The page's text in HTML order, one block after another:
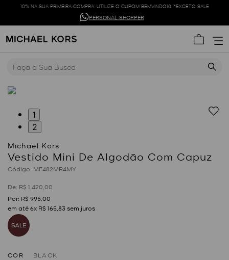
10% NA SUA PRIMEIRA COMPRA. UTILIZE O CUPOM BEMVINDO10. *EXCETO SALE
PERSONAL SHOPPER
1
2
Vestido Mini De Algodão Com Capuz
: MF482MR4MY
R$ 1 420 00
R$ 99500
em até6x R$ 16583sem juros
COR BLACK